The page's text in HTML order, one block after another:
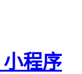
程序